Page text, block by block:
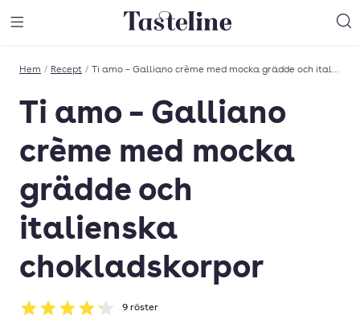
Till Tastelines startsida
Hem / Recept / Ti amo – Galliano crème med mocka grädde och italienska chokladskorpor
Ti amo – Galliano
crème med mocka
grädde och
italienska
chokladskorpor
Betyg: 4.22 av 5
9 röster